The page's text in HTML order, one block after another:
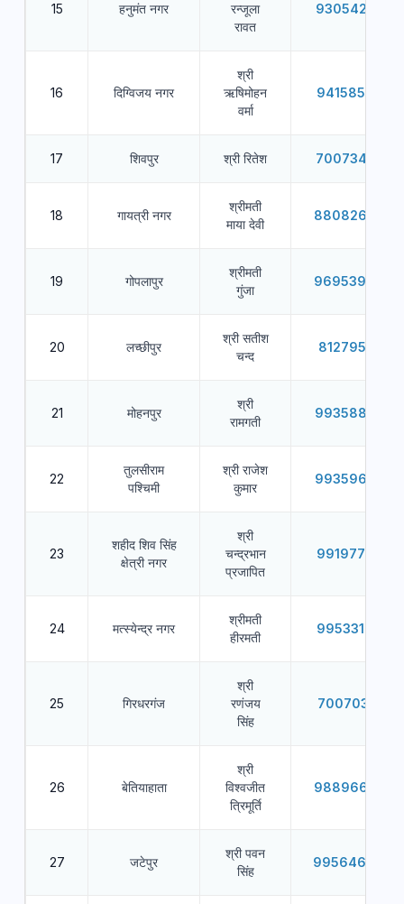
15 हनुमंत नगर
रन्जूला
रावत
9305424225
16 दिग्विजय नगर
श्री
ऋषिमोहन
वर्मा
9415853398
17 शिवपुर श्री रितेश 7007345032
18 गायत्री नगर
श्रीमती
माया देवी
8808262046
19 गोपलापुर
श्रीमती
गुंजा
9695399893
20 लच्छीपुर
श्री सतीश
चन्द
8127951236
21 मोहनपुर
श्री
रामगती
9935882028
22
तुलसीराम
पश्चिमी
श्री राजेश
कुमार
9935967293
23
शहीद शिव सिंह
क्षेत्री नगर
श्री
चन्द्रभान
प्रजापित
9919772426
24 मत्स्येन्द्र नगर
श्रीमती
हीरमती
9953316383
25 गिरधरगंज
श्री
रणंजय
सिंह
7007038181
26 बेतियाहाता
श्री
विश्वजीत
त्रिमूर्ति
9889662288
27 जटेपुर
श्री पवन
सिंह
9956464860